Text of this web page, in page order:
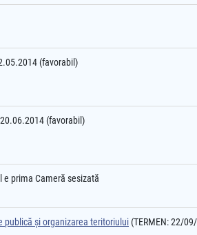
(favorabil)
(favorabil)
e prima Cameră sesizată
publică şi organizarea teritoriului (TERMEN: 22/